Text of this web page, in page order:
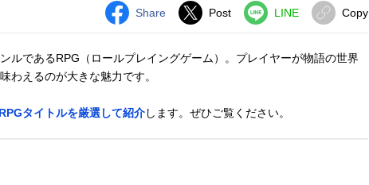
Share Post LINE Copy
ルであるRPG（ロールプレイングゲーム）。プレイヤーが物語の世界
わえるのが大きな魅力です。
タイトルを厳選して紹介します。ぜひご覧ください。